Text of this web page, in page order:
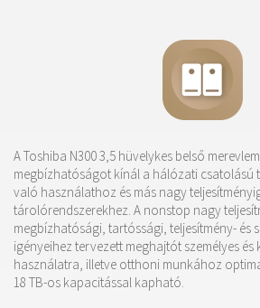
A Toshiba N300 3,5 hüvelykes belső
megbízhatóságot kínál a hálózati csatolású
való használathoz és más nagy
tárolórendszerekhez. A nonstop nagy
megbízhatósági, tartóssági, teljesítmény- és
igényeihez tervezett meghajtót személyes
használatra, illetve otthoni munkához
18 TB-os kapacitással kapható.